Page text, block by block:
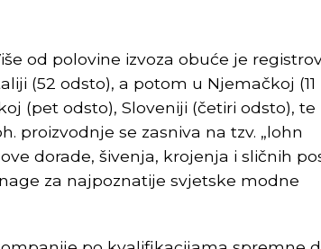
od polovine izvoza obuće je
(52 odsto), a potom u Njemačkoj (11
(pet odsto), Sloveniji (četiri odsto), te
proizvodnje se zasniva na tzv. „lohn
dorade, šivenja, krojenja i sličnih
za najpoznatije svjetske modne